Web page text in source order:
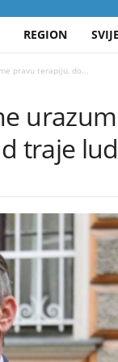
REGION
pravu terapiju, do...
traje